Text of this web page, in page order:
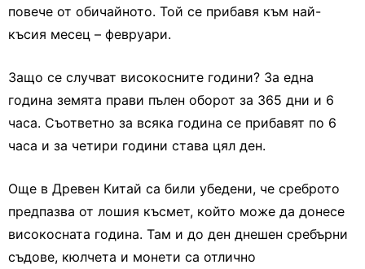
повече от обичайното. Той се прибавя към най-
късия месец – февруари.
Защо се случват високосните години? За една
година земята прави пълен оборот за 365 дни и 6
часа. Съответно за всяка година се прибавят по 6
часа и за четири години става цял ден.
Още в Древен Китай са били убедени, че среброто
предпазва от лошия късмет, който може да донесе
високосната година. Там и до ден днешен сребърни
съдове, кюлчета и монети са отлично